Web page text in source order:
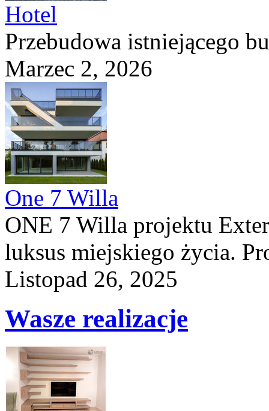
Hotel
Przebudowa istniejącego
Marzec 2, 2026
One 7 Willa
ONE 7 Willa projektu
luksus miejskiego życia.
Listopad 26, 2025
Wasze realizacje